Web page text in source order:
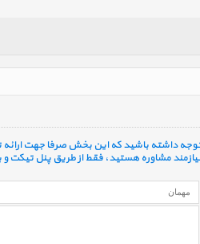
توجه داشته باشید که این بخش صرفا جهت
مشاوره هستید، فقط از طریق پنل تیکت و